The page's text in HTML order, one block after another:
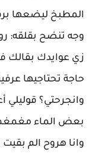
المطبخ ليضعها
وجه تنضح بقلقه:
زي عوايدك بقالك
حاجة تحتاجيها
وانجرحتي؟
بعض الماء
وانا هروح الم بقيت